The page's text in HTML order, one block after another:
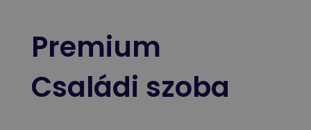
Premium
Családi szoba